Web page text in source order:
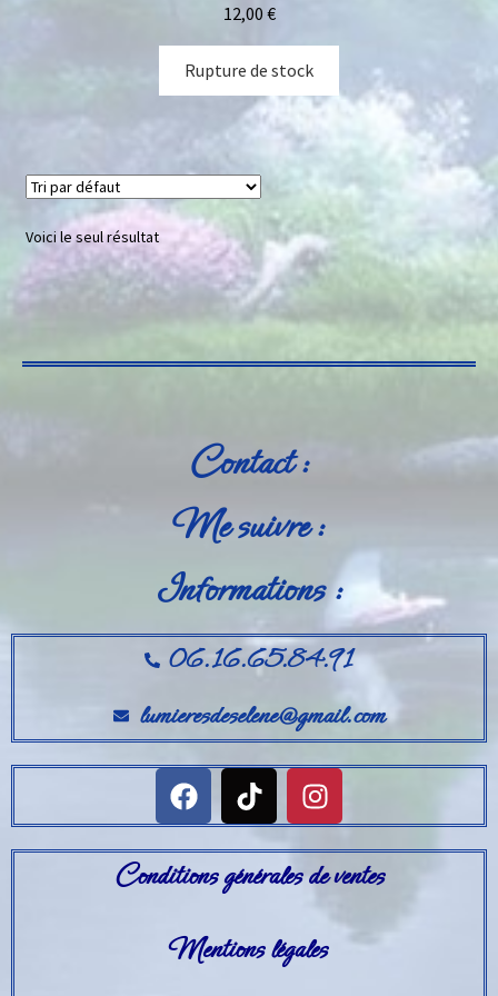
12,00 €
Rupture de stock
Voici le seul résultat
Contact :
Me suivre :
Informations :
06.16.65.84.91
lumieresdeselene@gmail.com
Conditions générales de ventes
Mentions légales